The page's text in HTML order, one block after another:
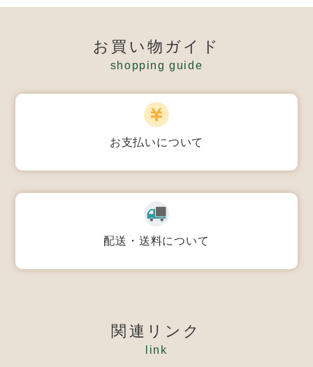
お買い物ガイド
shopping guide
お支払いについて
配送・送料について
関連リンク
link